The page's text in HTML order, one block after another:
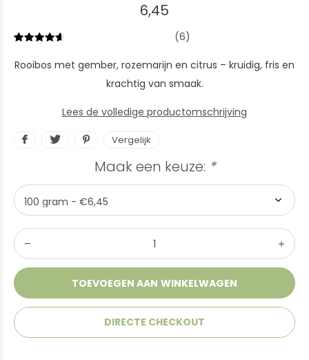
6,45
(6)
Rooibos met gember, rozemarijn en citrus – kruidig, fris en
krachtig van smaak.
Lees de volledige productomschrijving
Vergelijk
Maak een keuze: *
TOEVOEGEN AAN WINKELWAGEN
DIRECTE CHECKOUT